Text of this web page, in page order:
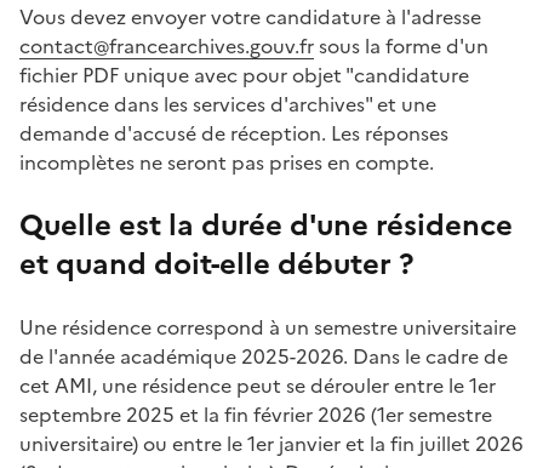
Vous devez envoyer votre candidature à l'adresse
contact@francearchives.gouv.frsous la forme d'un
fichier PDF unique avec pour objet "candidature
résidence dans les services d'archives" et une
demande d'accusé de réception. Les réponses
incomplètes ne seront pas prises en compte.
Quelle est la durée d'une résidence
et quand doit-elle débuter ?
Une résidence correspond à un semestre universitaire
de l'année académique 2025-2026. Dans le cadre de
cet AMI, une résidence peut se dérouler entre le 1er
septembre 2025 et la fin février 2026 (1er semestre
universitaire) ou entre le 1er janvier et la fin juillet 2026